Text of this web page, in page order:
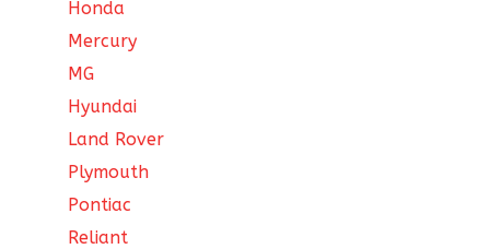
Honda
Mercury
MG
Hyundai
Land Rover
Plymouth
Pontiac
Reliant